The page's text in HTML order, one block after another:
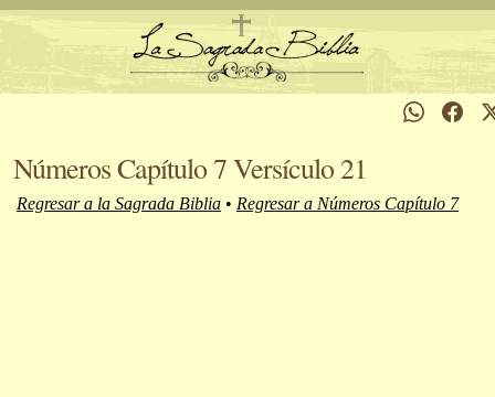
Números Capítulo 7 Versículo 21
Regresar a la Sagrada Biblia • Regresar a Números Capítulo 7